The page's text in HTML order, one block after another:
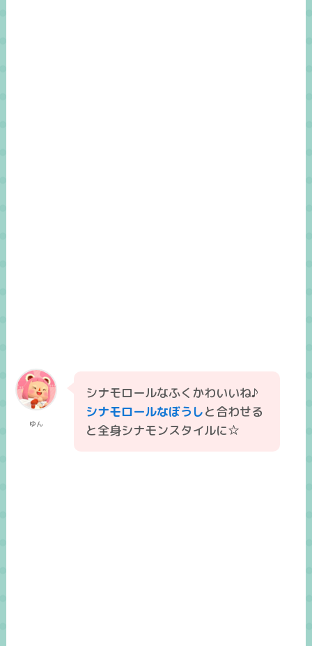
ゆん
シナモロールなふくかわいいね♪
シナモロールなぼうしと合わせる
と全身シナモンスタイルに☆